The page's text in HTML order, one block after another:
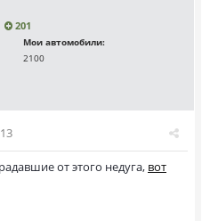
201
Мои автомобили:
2100
от этого недуга, вот